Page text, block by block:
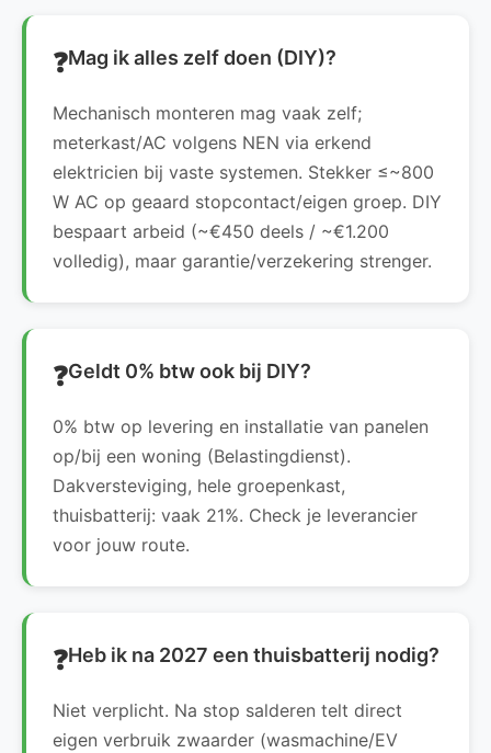
Mag ik alles zelf doen (DIY)?
Mechanisch monteren mag vaak zelf;
meterkast/AC volgens NEN via erkend
elektricien bij vaste systemen. Stekker ≤~800
W AC op geaard stopcontact/eigen groep. DIY
bespaart arbeid (~€450 deels / ~€1.200
volledig), maar garantie/verzekering strenger.
Geldt 0% btw ook bij DIY?
0% btw op levering en installatie van panelen
op/bij een woning (Belastingdienst).
Dakversteviging, hele groepenkast,
thuisbatterij: vaak 21%. Check je leverancier
voor jouw route.
Heb ik na 2027 een thuisbatterij nodig?
Niet verplicht. Na stop salderen telt direct
eigen verbruik zwaarder (wasmachine/EV